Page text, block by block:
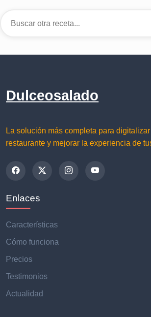
Dulceosalado
La solución más completa para
restaurante y mejorar la experiencia de
Enlaces
Características
Cómo funciona
Precios
Testimonios
Actualidad